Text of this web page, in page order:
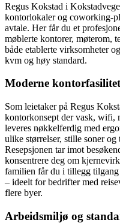
Regus Kokstad i
kontorlokaler og coworking-
avtale. Her får du et
møblerte kontorer, møterom,
både etablerte virksomheter
kvm og høy standard.
Moderne
Som leietaker på Regus
kontorkonsept der vask, wifi,
leveres nøkkelferdig med
ulike størrelser, stille soner
Resepsjonen tar imot
konsentrere deg om
familien får du i tillegg
– ideelt for bedrifter med
flere byer.
Arbeidsmiljø og